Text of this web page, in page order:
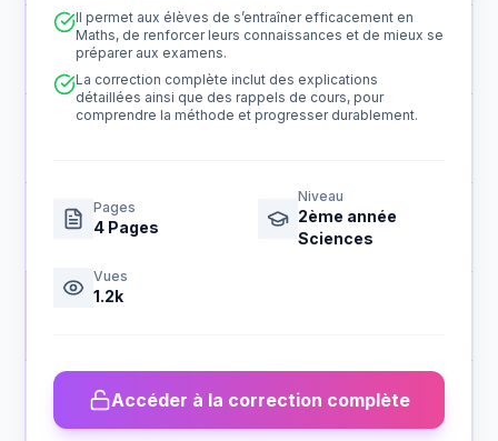
Il permet aux élèves de s’entraîner efficacement en
Maths, de renforcer leurs connaissances et de mieux se
préparer aux examens.
La correction complète inclut des explications
détaillées ainsi que des rappels de cours, pour
comprendre la méthode et progresser durablement.
Pages
4 Pages
Niveau
2ème année
Sciences
Vues
1.2k
Accéder à la correction complète